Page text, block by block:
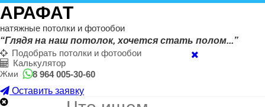
АРАФАТ
натяжные потолки и фотообои
“Глядя на наш потолок, хочется стать полом...”
Подобрать потолки и фотообои
Калькулятор
Жми
8 964 005-30-60
Оставить заявку